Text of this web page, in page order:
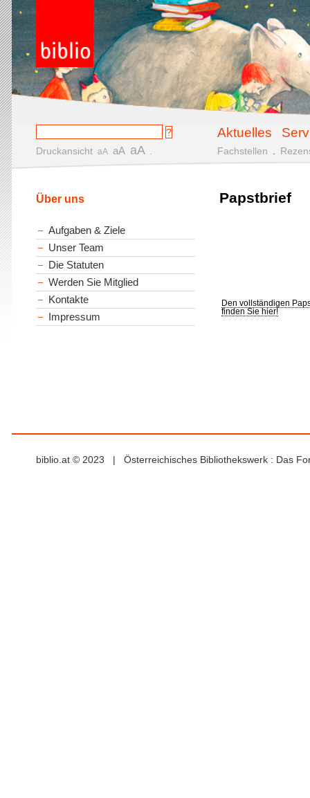
Aktuelles
Druckansicht aA aA aA Fachstellen
Papstbrief
Den vollständigen
finden Sie hier!
Über uns
Aufgaben & Ziele
Unser Team
Die Statuten
Werden Sie Mitglied
Kontakte
Impressum
biblio.at © 2023 | Österreichisches Bibliothekswerk : Das